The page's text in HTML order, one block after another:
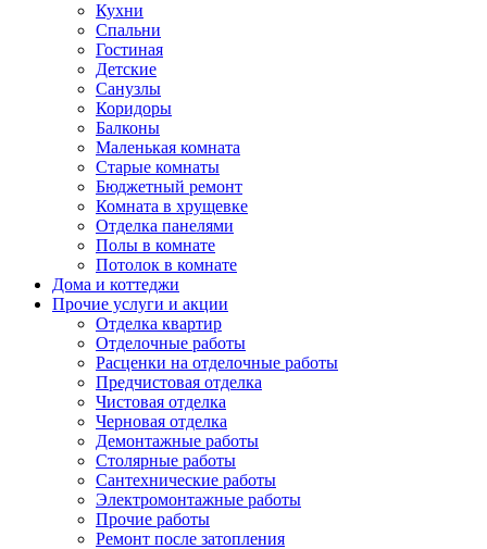
Кухни
Спальни
Гостиная
Детские
Санузлы
Коридоры
Балконы
Маленькая комната
Старые комнаты
Бюджетный ремонт
Комната в хрущевке
Отделка панелями
Полы в комнате
Потолок в комнате
Дома и коттеджи
Прочие услуги и акции
Отделка квартир
Отделочные работы
Расценки на отделочные работы
Предчистовая отделка
Чистовая отделка
Черновая отделка
Демонтажные работы
Столярные работы
Сантехнические работы
Электромонтажные работы
Прочие работы
Ремонт после затопления